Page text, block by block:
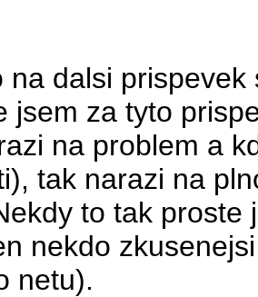
na dalsi
jsem za tyto
na problem a
tak narazi na
to tak
nekdo
netu).